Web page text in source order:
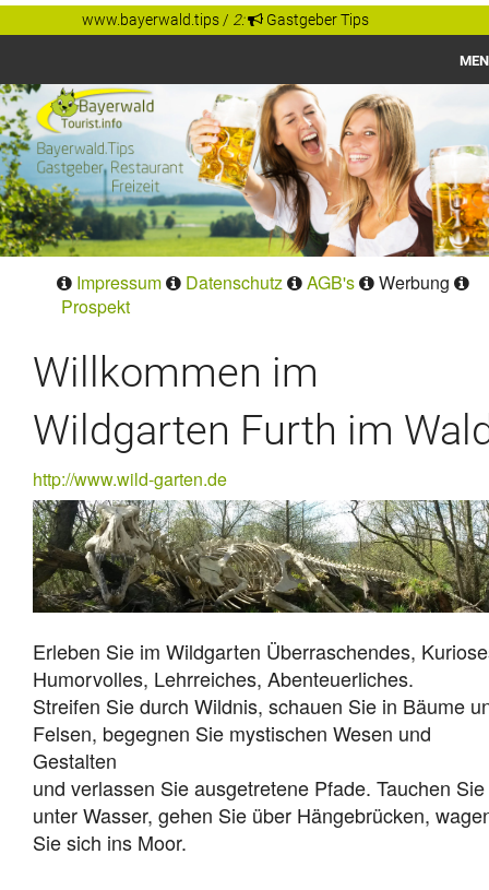
www.bayerwald.tips/ 2: Gastgeber Tips
Bayerwald
Gastgeber Tips
Regionen
Orte
Impressum Datenschutz AGB's
Werbung
Prospekt
Willkommen im
Wildgarten Furth im
http://www.wild-garten.de
Erleben Sie im Wildgarten Überraschendes,
Humorvolles, Lehrreiches, Abenteuerliches.
Streifen Sie durch Wildnis, schauen Sie in Bäume
Felsen, begegnen Sie mystischen Wesen und
Gestalten
und verlassen Sie ausgetretene Pfade. Tauchen Sie
unter Wasser, gehen Sie über Hängebrücken,
Sie sich ins Moor.